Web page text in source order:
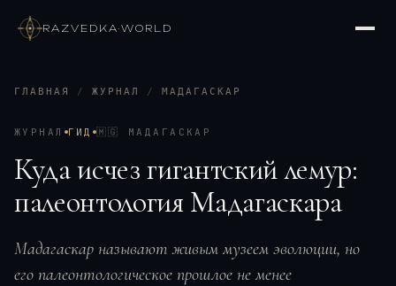
RAZVEDKA·WORLD
ГЛАВНАЯ / ЖУРНАЛ / МАДАГАСКАР
ЖУРНАЛ ГИД 🇲🇬 МАДАГАСКАР
Куда исчез гигантский лемур:
палеонтология Мадагаскара
Мадагаскар называют живым музеем эволюции, но
его палеонтологическое прошлое не менее